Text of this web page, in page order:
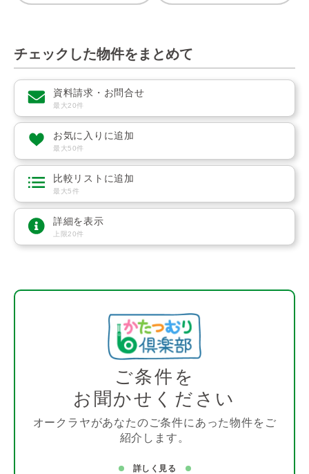
チェックした物件をまとめて
資料請求・お問合せ
最大20件
お気に入りに追加
最大50件
比較リストに追加
最大5件
詳細を表示
上限20件
ご条件を
お聞かせください
オークラヤがあなたのご条件にあった物件をご
紹介します。
詳しく見る